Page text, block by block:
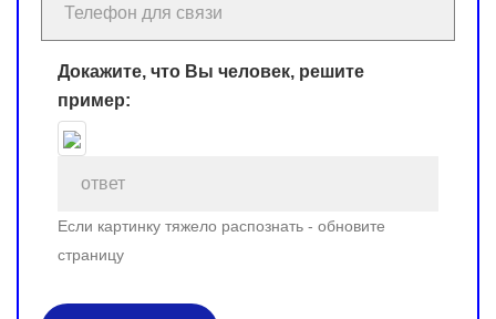
Докажите, что Вы человек, решите
пример:
Если картинку тяжело распознать - обновите
страницу